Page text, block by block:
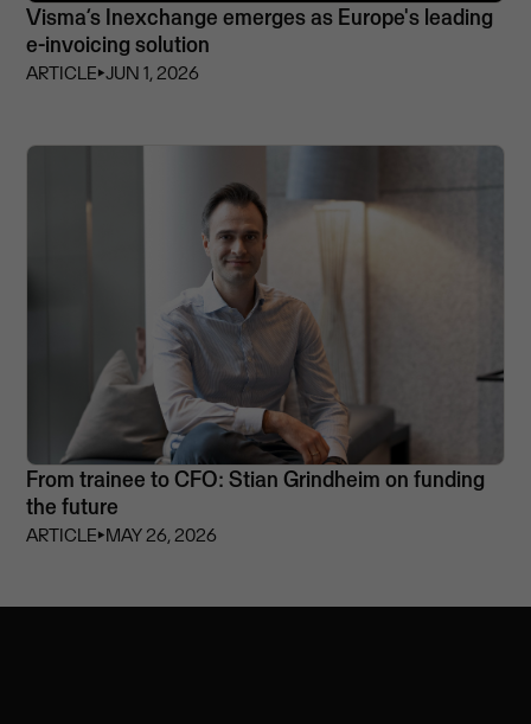
Visma’s Inexchange emerges as Europe's leading
e-invoicing solution
ARTICLE⏵JUN 1, 2026
From trainee to CFO: Stian Grindheim on funding
the future
ARTICLE⏵MAY 26, 2026